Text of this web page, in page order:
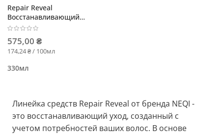
Repair Reveal
Восстанавливающий
шампунь
575,00 ₴
174,24 ₴ / 100мл
330мл
Линейка средств Repair Reveal от бренда NEQI -
это восстанавливающий уход, созданный с
учетом потребностей ваших волос. В основе